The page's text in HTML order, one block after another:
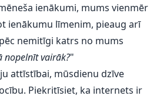
ienākumi, mums vienmēr
ienākumu līmenim, pieaug arī
nemitīgi katrs no mums
nopelnīt vairāk?"
attīstībai, mūsdienu dzīve
Piekritīsiet, ka internets ir